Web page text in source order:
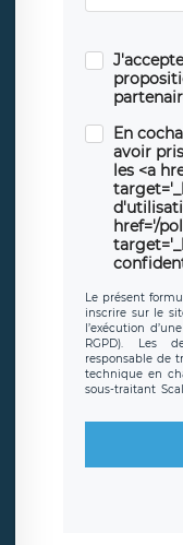
En
avoir
les <a
href='/
Le présent
inscrire sur le
l’exécution
RGPD). Les
responsable de
technique en
sous-traitant
toute
d’inscription
protection
sont conservées